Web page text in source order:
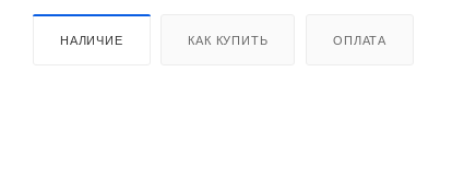
НАЛИЧИЕ КАК КУПИТЬ ОПЛАТА